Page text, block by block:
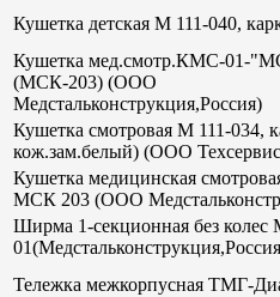
Кушетка детская М 111-040,
Кушетка мед.смотр.КМС-01-
(МСК-203) (ООО
Медстальконструкция,Россия)
Кушетка смотровая М 111-034,
кож.зам.белый) (ООО
Кушетка медицинская
МСК 203 (ООО
Ширма 1-секционная без
Тележка межкорпусная ТМГ-